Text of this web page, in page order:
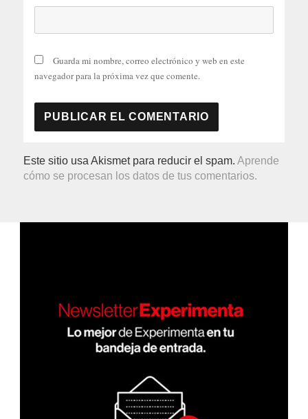
Guarda mi nombre, correo electrónico y web en este
navegador para la próxima vez que comente.
Este sitio usa Akismet para reducir el spam.Aprende
cómo se procesan los datos de tus comentarios.